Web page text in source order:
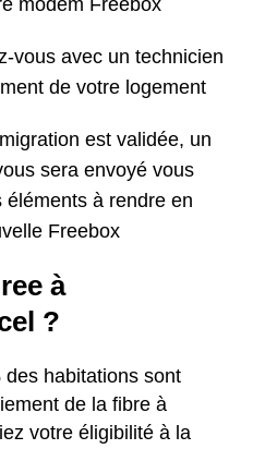
modem Freebox
vous avec un technicien
de votre logement
est validée, un
sera envoyé vous
à rendre en
Freebox
à
?
habitations sont
de la fibre à
votre éligibilité à la